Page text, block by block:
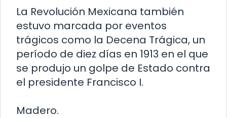
La Revolución Mexicana también
estuvo marcada por eventos
trágicos como la Decena Trágica, un
período de diez días en 1913 en el que
se produjo un golpe de Estado contra
el presidente Francisco I.
Madero.